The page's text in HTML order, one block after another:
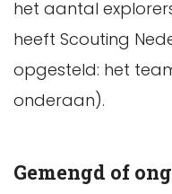
het aantal
heeft Scouting
opgesteld: het
onderaan).
Gemengd of